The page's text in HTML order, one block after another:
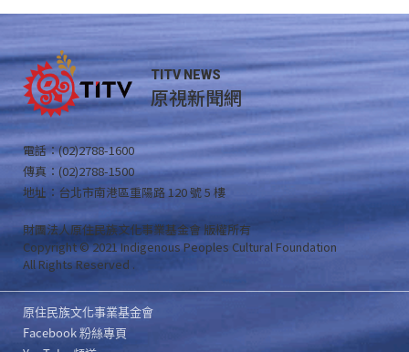
TITV NEWS
原視新聞網
電話：(02)2788-1600
傳真：(02)2788-1500
地址：台北市南港區重陽路 120 號 5 樓
財團法人原住民族文化事業基金會 版權所有
Copyright © 2021 Indigenous Peoples Cultural Foundation
All Rights Reserved .
原住民族文化事業基金會
Facebook 粉絲專頁